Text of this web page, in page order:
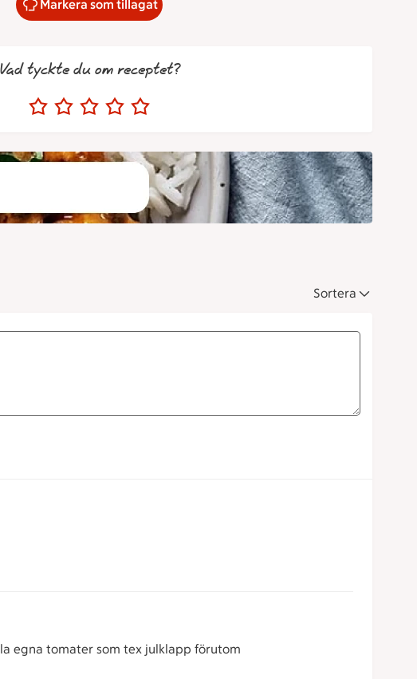
Markera som tillagat
Vad tyckte du om receptet?
Sortera
egna tomater som tex julklapp förutom